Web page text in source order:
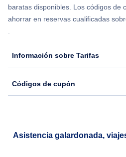
Flights from Nueva York to Seúl
baratas disponibles. Los códigos de
ahorrar en reservas cualificadas
.
Información sobre Tarifas
Códigos de cupón
Asistencia galardonada,